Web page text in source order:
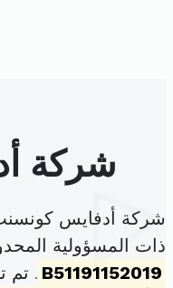
شركة
شركة أدفايس
ذات المسؤولية
B51191152019